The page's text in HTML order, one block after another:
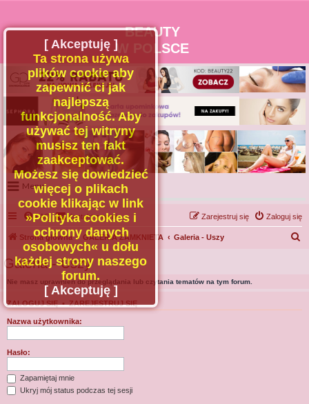
BEAUTY
W POLSCE
Menu
Portal
Facebook
Regulamin
Zapytaj administratora
Kontakt
FAQ Kontakt z nami Zaloguj się
Zarejestruj się
Strona główna GALERIA ZAMKNIETA Galeria - Uszy
Galeria - Uszy
Nie masz uprawnień do przeglądania lub czytania tematów na tym forum.
ZALOGUJ SIĘ•ZAREJESTRUJ SIĘ
Nazwa użytkownika:
Hasło:
Zapamiętaj mnie
Ukryj mój status podczas tej sesji
[ Akceptuję ]
Ta strona używa
plików cookie aby
zapewnić ci jak
najlepszą
funkcjonalność. Aby
używać tej witryny
musisz ten fakt
zaakceptować.
Możesz się dowiedzieć
więcej o plikach
cookie klikając w link
»Polityka cookies i
ochrony danych
osobowych« u dołu
każdej strony naszego
forum.
[ Akceptuję ]